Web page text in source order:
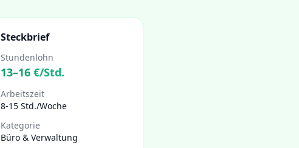
Steckbrief
Stundenlohn
13–16 €/Std.
Arbeitszeit
8-15 Std./Woche
Kategorie
Büro & Verwaltung